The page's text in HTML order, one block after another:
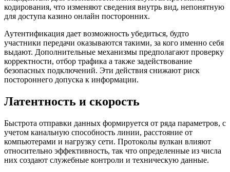
кодирования, что изменяют сведения внутрь вид, непонятную
для доступа казино онлайн посторонних.
Аутентификация дает возможность убедиться, будто
участники передачи оказываются такими, за кого именно себя
выдают. Дополнительные механизмы предполагают проверку
корректности, отбор трафика а также задействование
безопасных подключений. Эти действия снижают риск
постороннего допуска к информации.
Латентность и скорость
Быстрота отправки данных формируется от ряда параметров, с
учетом канальную способность линии, расстояние от
компьютерами и нагрузку сети. Протоколы вулкан влияют
относительно эффективность, так что определенные из числа
них создают служебные контроли и техническую данные.